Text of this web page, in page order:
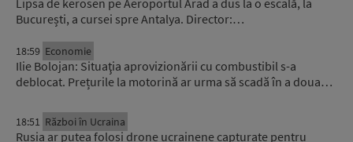
Lipsa de kerosen pe Aeroportul Arad a dus la o escală, la
București, a cursei spre Antalya. Director:…
18:59 Economie
Ilie Bolojan: Situaţia aprovizionării cu combustibil s-a
deblocat. Prețurile la motorină ar urma să scadă în a doua…
18:51 Război în Ucraina
Rusia ar putea folosi drone ucrainene capturate pentru